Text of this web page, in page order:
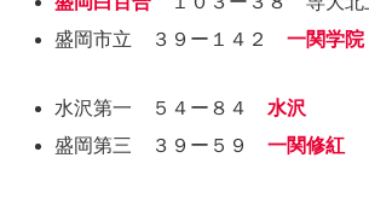
盛岡市立 ３９ー１４２一関学院
水沢第一 ５４ー８４ 水沢
盛岡第三 ３９ー５９一関修紅